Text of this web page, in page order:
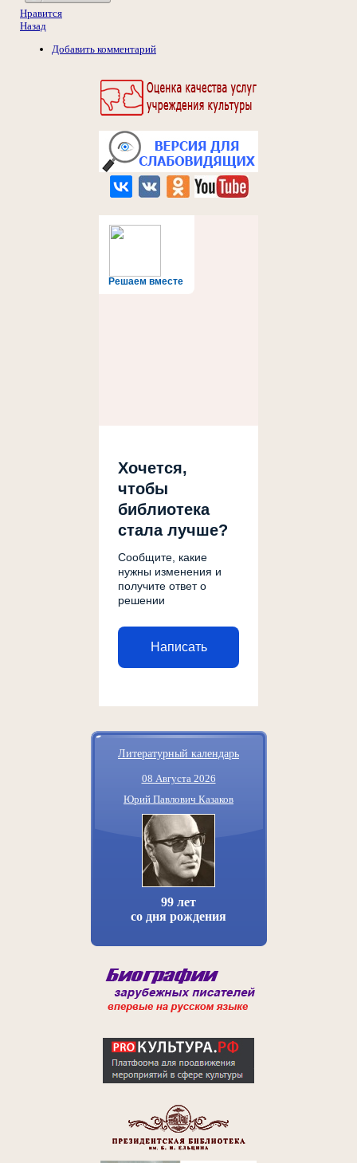
Решаем вместе
Хочется,
чтобы
библиотека
стала лучше?
Сообщите, какие
нужны изменения и
получите ответ о
решении
Написать
Литературный календарь
08 Августа 2026
Юрий Павлович Казаков
99 лет
со дня рождения
Нравится
Назад
Добавить комментарий